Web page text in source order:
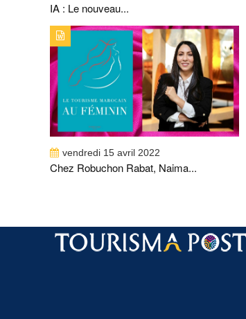
IA : Le nouveau...
TYPE DE PUBLICATION : ALERTES_INFOSTITRE :
CHEZ ROBUCHON RABAT, NAIMA EL FASY SE
DISTINGUE
vendredi 15 avril 2022
Chez Robuchon Rabat, Naima...